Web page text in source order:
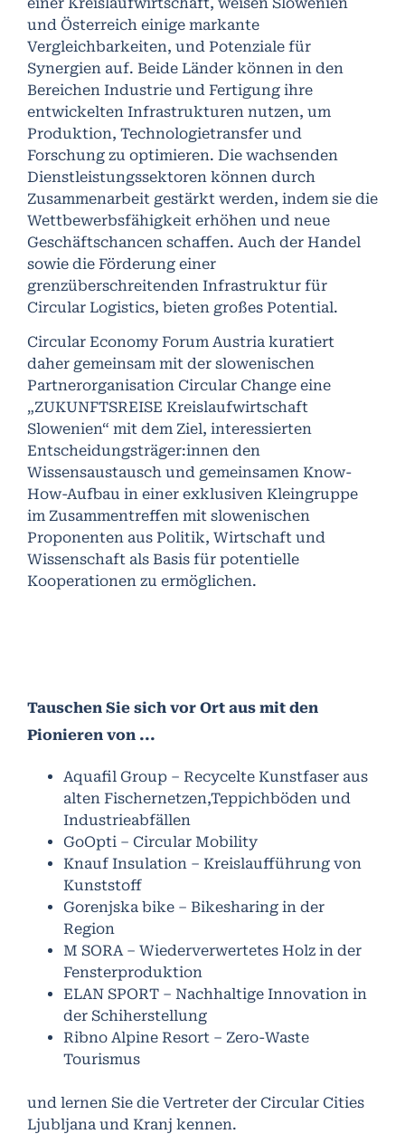
und Österreich einige markante
Vergleichbarkeiten, und Potenziale für
Synergien auf. Beide Länder können in den
Bereichen Industrie und Fertigung ihre
entwickelten Infrastrukturen nutzen, um
Produktion, Technologietransfer und
Forschung zu optimieren. Die wachsenden
Dienstleistungssektoren können durch
Zusammenarbeit gestärkt werden, indem sie die
Wettbewerbsfähigkeit erhöhen und neue
Geschäftschancen schaffen. Auch der Handel
sowie die Förderung einer
grenzüberschreitenden Infrastruktur für
Circular Logistics, bieten großes Potential.
Circular Economy Forum Austria kuratiert
daher gemeinsam mit der slowenischen
Partnerorganisation Circular Change eine
„ZUKUNFTSREISE Kreislaufwirtschaft
Slowenien“ mit dem Ziel, interessierten
Entscheidungsträger:innen den
Wissensaustausch und gemeinsamen Know-
How-Aufbau in einer exklusiven Kleingruppe
im Zusammentreffen mit slowenischen
Proponenten aus Politik, Wirtschaft und
Wissenschaft als Basis für potentielle
Kooperationen zu ermöglichen.
Tauschen Sie sich vor Ort aus mit den
Pionieren von ...
Aquafil Group – Recycelte Kunstfaser aus
alten Fischernetzen,Teppichböden und
Industrieabfällen
GoOpti – Circular Mobility
Knauf Insulation – Kreislaufführung von
Kunststoff
Gorenjska bike – Bikesharing in der
Region
M SORA – Wiederverwertetes Holz in der
Fensterproduktion
ELAN SPORT – Nachhaltige Innovation in
der Schiherstellung
Ribno Alpine Resort – Zero-Waste
Tourismus
und lernen Sie die Vertreter der Circular Cities
Ljubljana und Kranj kennen.